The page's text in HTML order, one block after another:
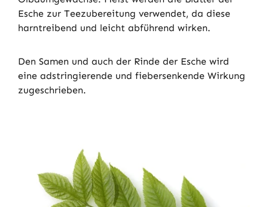
Esche zur Teezubereitung verwendet, da diese
harntreibend und leicht abführend wirken.
Den Samen und auch der Rinde der Esche wird
eine adstringierende und fiebersenkende Wirkung
zugeschrieben.